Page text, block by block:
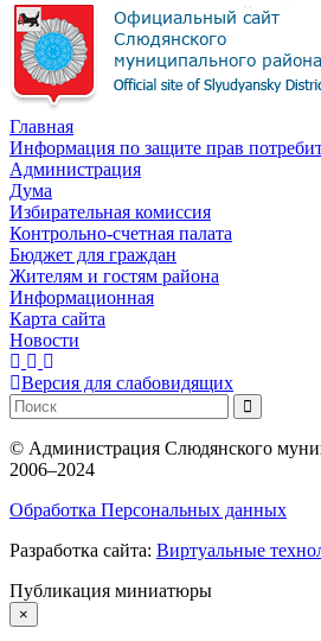
Главная
Информация по защите прав
Администрация
Дума
Избирательная комиссия
Контрольно-счетная палата
Бюджет для граждан
Жителям и гостям района
Информационная
Карта сайта
Новости
Версия для слабовидящих
© Администрация Слюдянского
2006–2024
Обработка Персональных данных
Разработка сайта: Виртуальные
Публикация миниатюры
×